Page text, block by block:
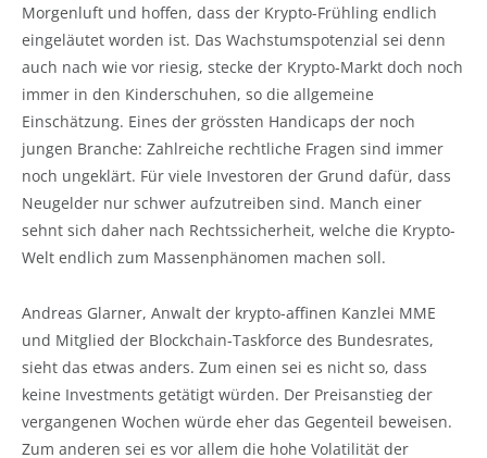
Morgenluft und hoffen, dass der Krypto-Frühling endlich
eingeläutet worden ist. Das Wachstumspotenzial sei denn
auch nach wie vor riesig, stecke der Krypto-Markt doch noch
immer in den Kinderschuhen, so die allgemeine
Einschätzung. Eines der grössten Handicaps der noch
jungen Branche: Zahlreiche rechtliche Fragen sind immer
noch ungeklärt. Für viele Investoren der Grund dafür, dass
Neugelder nur schwer aufzutreiben sind. Manch einer
sehnt sich daher nach Rechtssicherheit, welche die Krypto-
Welt endlich zum Massenphänomen machen soll.
Andreas Glarner, Anwalt der krypto-affinen Kanzlei MME
und Mitglied der Blockchain-Taskforce des Bundesrates,
sieht das etwas anders. Zum einen sei es nicht so, dass
keine Investments getätigt würden. Der Preisanstieg der
vergangenen Wochen würde eher das Gegenteil beweisen.
Zum anderen sei es vor allem die hohe Volatilität der